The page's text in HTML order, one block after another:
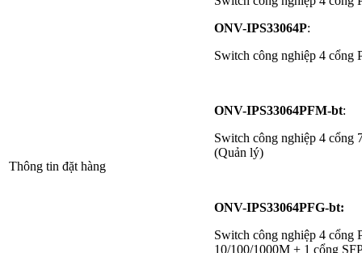
Thông tin đặt hàng
ONV-IPS33064P:
Switch công nghiệp 4 cổng
ONV-IPS33064PFM-bt:
Switch công nghiệp 4 cổng
(Quản lý)
ONV-IPS33064PFG-bt:
Switch công nghiệp 4 cổng
10/100/1000M + 1 cổng